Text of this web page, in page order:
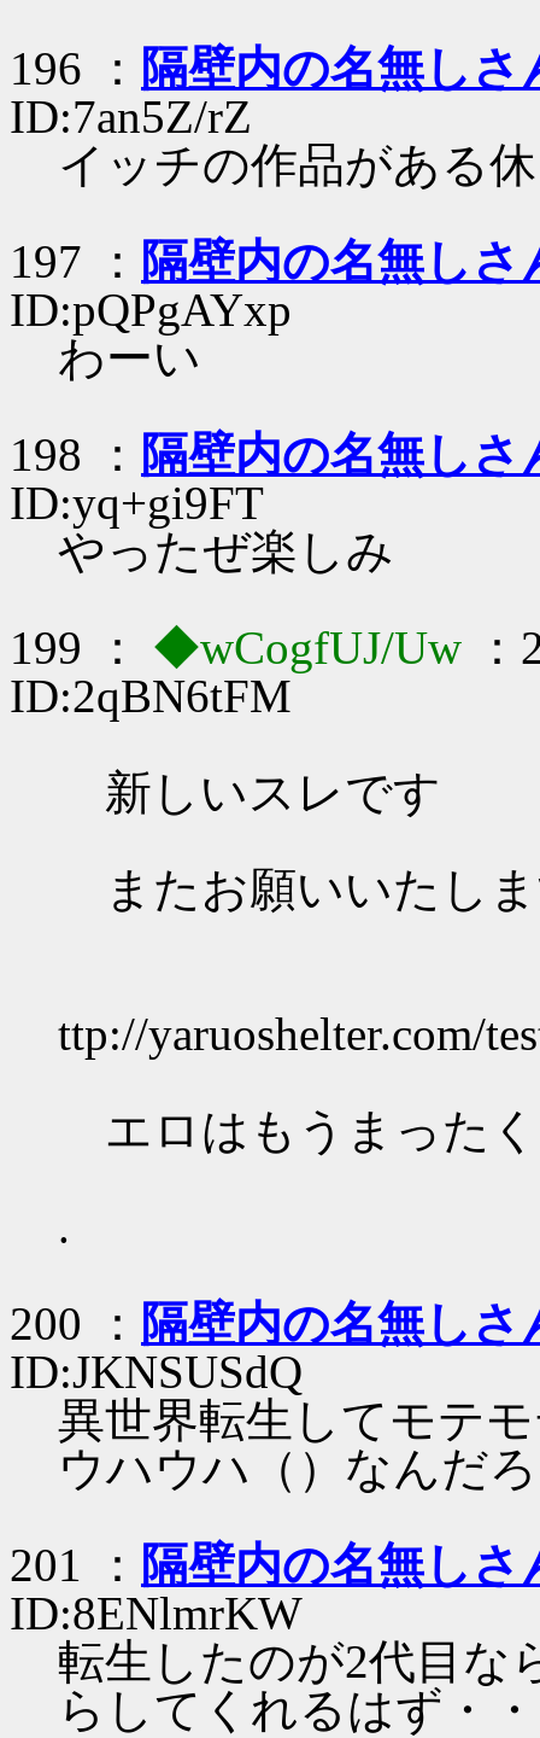
196 ： 隔壁内の名無しさ
ID:7an5Z/rZ
イッチの作品がある
197 ： 隔壁内の名無しさ
ID:pQPgAYxp
わーい
198 ： 隔壁内の名無しさ
ID:yq+gi9FT
やったぜ楽しみ
199 ：
◆wCogfUJ/Uw
ID:2qBN6tFM
新しいスレです
またお願いいたし
ttp://yaruoshelter.com/
エロはもうまった
.
200 ： 隔壁内の名無しさ
ID:JKNSUSdQ
異世界転生してモテ
ウハウハ（）なんだ
201 ： 隔壁内の名無しさ
ID:8ENlmrKW
転生したのが2代目な
らしてくれるはず・